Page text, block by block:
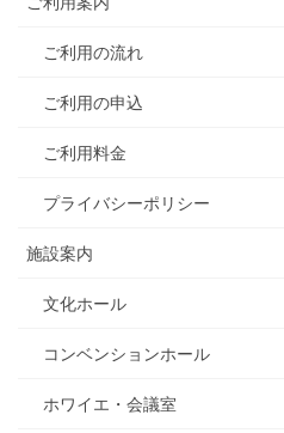
ご利用の流れ
ご利用の申込
ご利用料金
プライバシーポリシー
施設案内
文化ホール
コンベンションホール
ホワイエ・会議室